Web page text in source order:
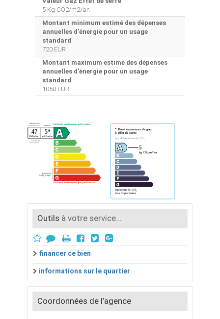
5 Kg CO2/m2/an
Montant minimum estimé des dépenses
annuelles d'énergie pour un usage
standard
720 EUR
Montant maximum estimé des dépenses
annuelles d'énergie pour un usage
standard
1050 EUR
Outils à votre service...
financer ce bien
informations sur le quartier
Coordonnées de l’agence